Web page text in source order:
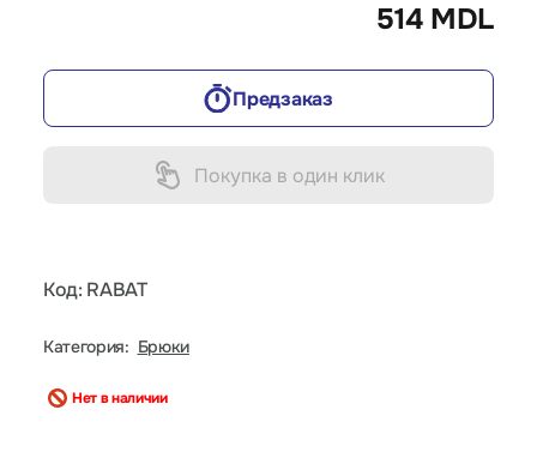
514 MDL
Предзаказ
Покупка в один клик
Код: RABAT
Категория: Брюки
Нет в наличии